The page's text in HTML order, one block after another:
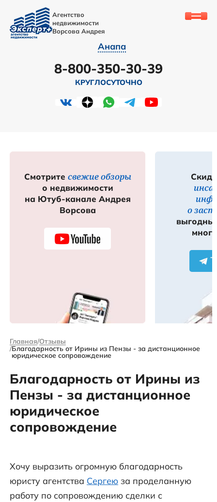
Агентство
недвижимости
Ворсова Андрея
Анапа
8-800-350-30-39
КРУГЛОСУТОЧНО
Смотрите свежие обзоры
о недвижимости
на Ютуб-канале Андрея
Ворсова
о
Главная Отзывы
Благодарность от Ирины из Пензы - за дистанционное
юридическое сопровождение
Благодарность от Ирины из
Пензы - за дистанционное
юридическое
сопровождение
Хочу выразить огромную благодарность
юристу агентства Сергею за проделанную
работу по сопровождению сделки с